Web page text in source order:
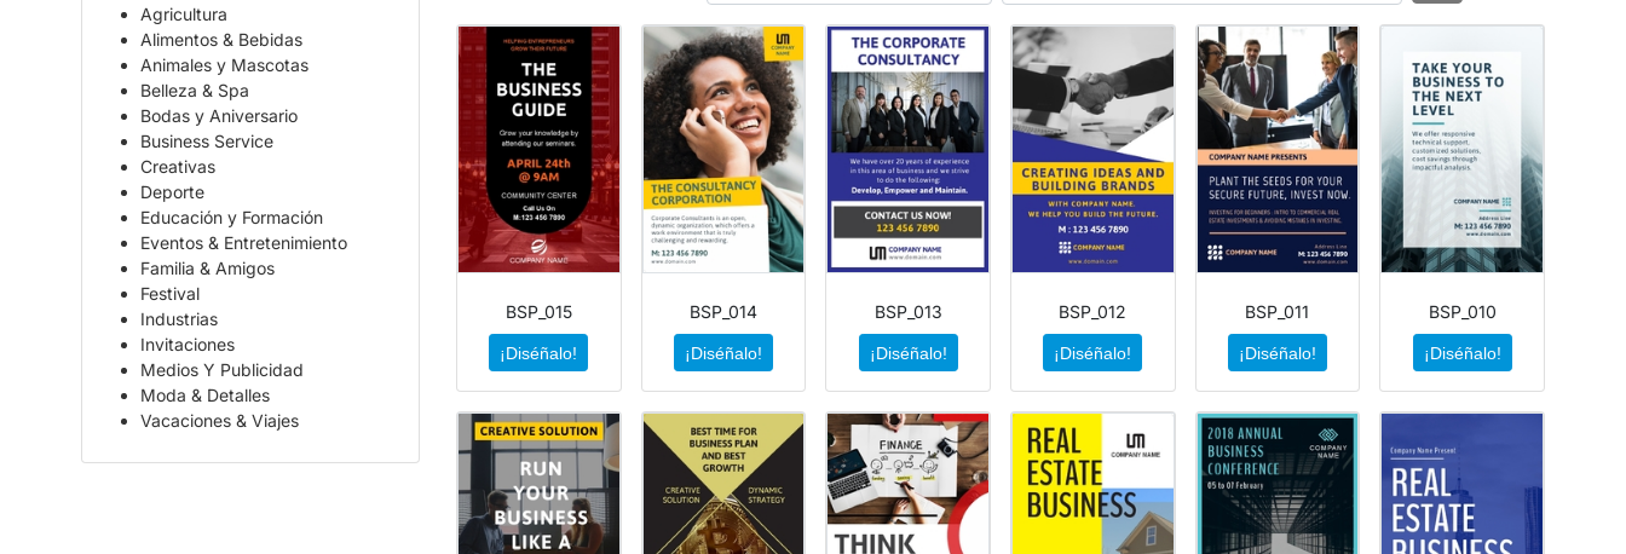
Agricultura
Alimentos & Bebidas
Animales y Mascotas
Belleza & Spa
Bodas y Aniversario
Business Service
Creativas
Deporte
Educación y Formación
Eventos & Entretenimiento
Familia & Amigos
Festival
Industrias
Invitaciones
Medios Y Publicidad
Moda & Detalles
Vacaciones & Viajes
BSP_015
¡Diséñalo!
BSP_014
¡Diséñalo!
BSP_013
¡Diséñalo!
BSP_012
¡Diséñalo!
BSP_011
¡Diséñalo!
BSP_010
¡Diséñalo!